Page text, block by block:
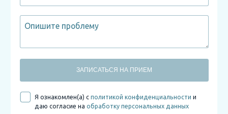
ЗАПИСАТЬСЯ НА ПРИЕМ
Я ознакомлен(а) сполитикой конфиденциальности и
даю согласие наобработку персональных данных